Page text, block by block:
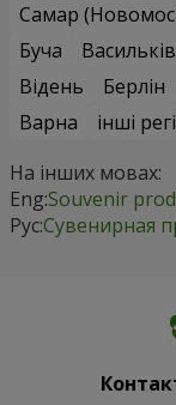
Самар
Буча
Васильків
Відень
Берлін
Варна
інші
На інших мовах:
Eng:Souvenir
Рус:Сувенирная